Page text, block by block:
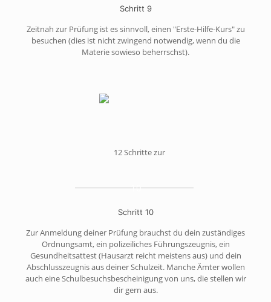
Schritt 9
Zeitnah zur Prüfung ist es sinnvoll, einen "Erste-Hilfe-Kurs" zu
besuchen (dies ist nicht zwingend notwendig, wenn du die
Materie sowieso beherrschst).
Schritt 10
Zur Anmeldung deiner Prüfung brauchst du dein zuständiges
Ordnungsamt, ein polizeiliches Führungszeugnis, ein
Gesundheitsattest (Hausarzt reicht meistens aus) und dein
Abschlusszeugnis aus deiner Schulzeit. Manche Ämter wollen
auch eine Schulbesuchsbescheinigung von uns, die stellen wir
dir gern aus.